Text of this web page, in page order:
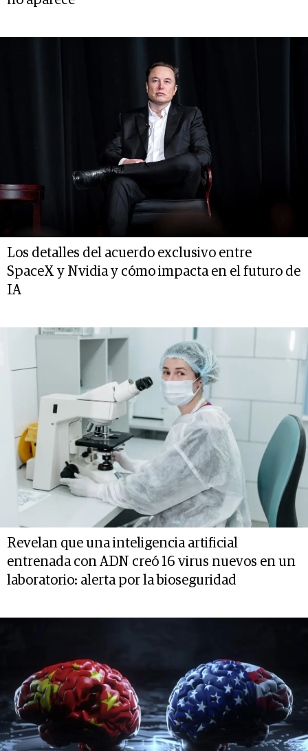
Los detalles del acuerdo exclusivo entre
SpaceX y Nvidia y cómo impacta en el futuro de
IA
Revelan que una inteligencia artificial
entrenada con ADN creó 16 virus nuevos en un
laboratorio: alerta por la bioseguridad